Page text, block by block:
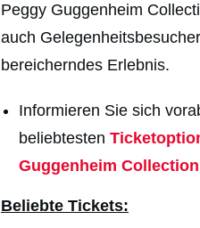
Peggy Guggenheim
auch
bereicherndes Erlebnis.
Informieren Sie sich
beliebtesten
Guggenheim Collection
Beliebte Tickets: